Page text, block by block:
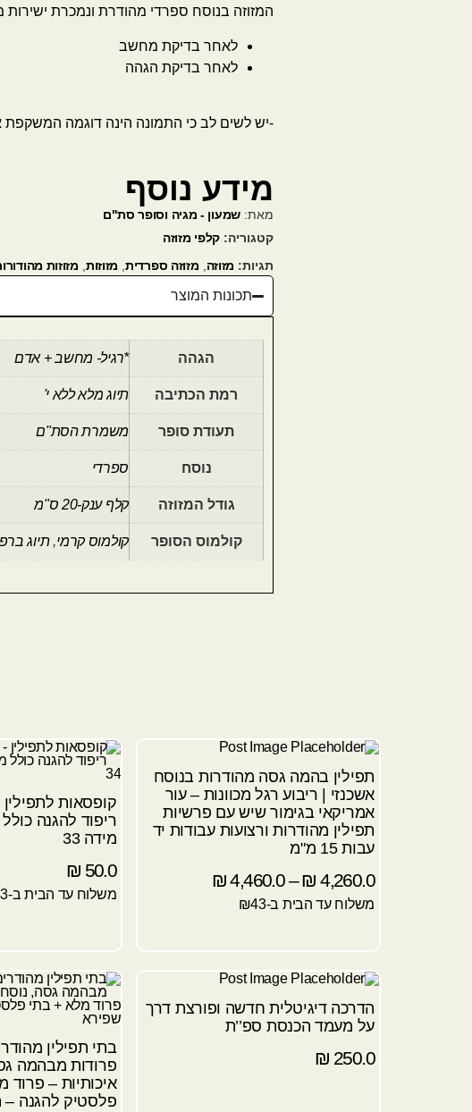
המזוזה בנוסח ספרדי מהודרת ונמכרת ישירות
לאחר בדיקת מחשב
לאחר בדיקת הגהה
-יש לשים לב כי התמונה הינה דוגמה המשקפת
מידע נוסף
מאת: שמעון - מגיה וסופר סת"ם
קטגוריה: קלפי מזוזה
תגיות: מזוזה, מזוזה ספרדית, מזוזות, מזוזות
תכונות המוצר
הגהה *רגיל- מחשב + אדם
רמת הכתיבה תיוג מלא ללא י'
תעודת סופר משמרת הסת"ם
נוסח ספרדי
גודל המזוזה קלף ענק-20 ס"מ
קולמוס הסופר קולמוס קרמי,תיוג
תפילין בהמה גסה מהודרות בנוסח
אשכנזי | ריבוע רגל מכוונות – עור
אמריקאי בגימור שיש עם פרשיות
תפילין מהודרות ורצועות עבודות יד
עבות 15 מ"מ
4,260.0
₪
–
4,460.0
₪
משלוח עד הבית ב-₪43
קופסאות
ריפוד להגנה
מידה 33
50.0
₪
משלוח עד הבית ב-₪43
הדרכה דיגיטלית חדשה ופורצת דרך
על מעמד הכנסת ספ’’ת
250.0
₪
פרודות מבהמה
איכותיות – פרוד
פלסטיק להגנה –